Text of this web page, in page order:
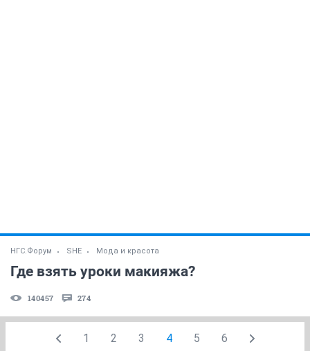
НГС.Форум SHE Мода и красота
Где взять уроки макияжа?
140457 274
1 2 3 4 5 6